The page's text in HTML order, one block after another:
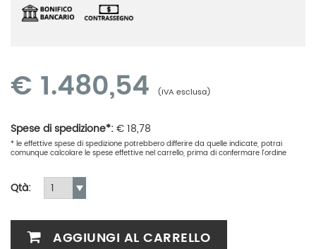
€ 1.480,54 (IVA esclusa)
Spese di spedizione*:€18,78
* le effettive spese di spedizione potrebbero differire da quelle indicate, potrai
comunque calcolare le spese effettive nel carrello, prima di confermare l'ordine
Qtà:
AGGIUNGI AL CARRELLO